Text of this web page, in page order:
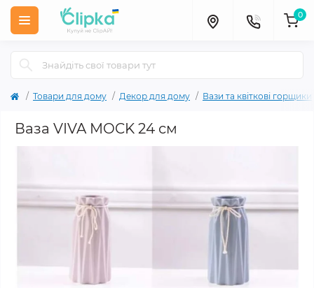
0
Товари для дому Декор для дому Вази та квіткові горщики
Ваза VIVA MOCK 24 см